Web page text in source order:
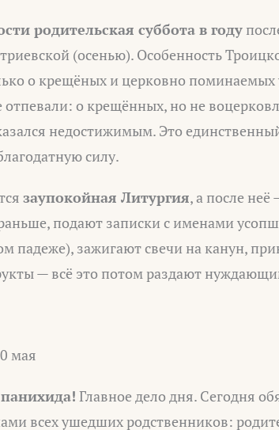
родительская суббота в году
(осенью). Особенность
о крещёных и церковно поминаемых
о крещённых, но не
недостижимым. Это
силу.
заупокойная Литургия, а после неё
подают записки с именами
падеже), зажигают свечи на канун,
— всё это потом раздают
мая
Главное дело дня. Сегодня
всех ушедших родственников: